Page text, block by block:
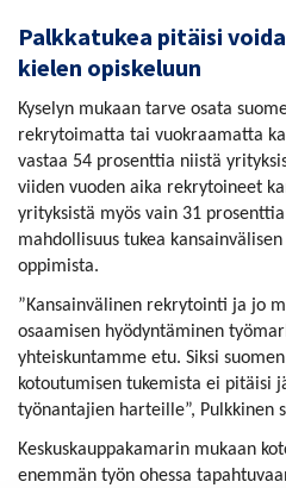
Palkkatukea pitäisi
kielen opiskeluun
Kyselyn mukaan tarve osata
rekrytoimatta tai vuokraamatta
vastaa 54 prosenttia niistä
viiden vuoden aika rekrytoineet
yrityksistä myös vain 31
mahdollisuus tukea
oppimista.
”Kansainvälinen rekrytointi ja jo
osaamisen hyödyntäminen
yhteiskuntamme etu. Siksi
kotoutumisen tukemista ei pitäisi
työnantajien harteille”, Pulkkinen
Keskuskauppakamarin mukaan
enemmän työn ohessa